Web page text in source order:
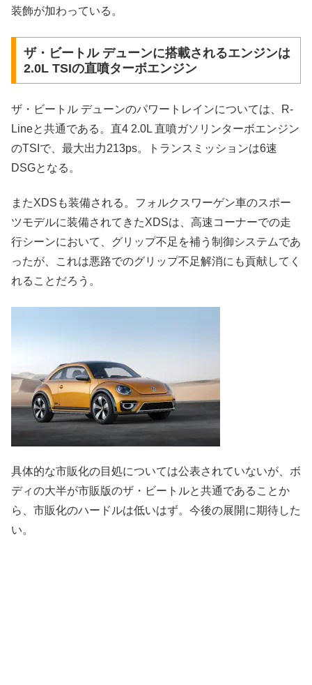
装飾が加わっている。
ザ・ビートル デューンに搭載されるエンジンは
2.0L TSIの直噴ターボエンジン
ザ・ビートル デューンのパワートレインについては、R-
Lineと共通である。直4 2.0L 直噴ガソリンターボエンジン
のTSIで、最大出力213ps。トランスミッションは6速
DSGとなる。
またXDSも装備される。フォルクスワーゲン車のスポー
ツモデルに装備されてきたXDSは、高速コーナーでの走
行シーンにおいて、グリップ不足を補う制御システムであ
ったが、これは悪路でのグリップ不足解消にも貢献してく
れることだろう。
具体的な市販化の目処については公表されていないが、ボ
ディの大半が市販版のザ・ビートルと共通であることか
ら、市販化のハードルは低いはず。今後の展開に期待した
い。